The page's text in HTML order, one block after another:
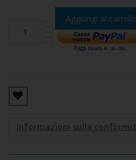
Aggiungi al carrello
Informazioni sulla